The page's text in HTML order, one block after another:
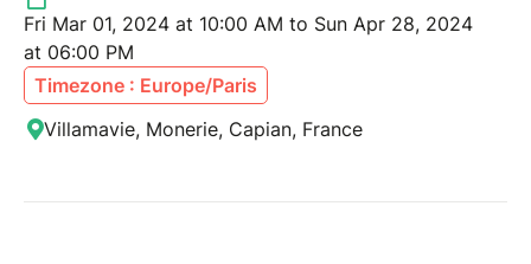
Fri Mar 01, 2024 at 10:00 AM to Sun Apr 28, 2024
at 06:00 PM
Timezone : Europe/Paris
Villamavie, Monerie, Capian, France